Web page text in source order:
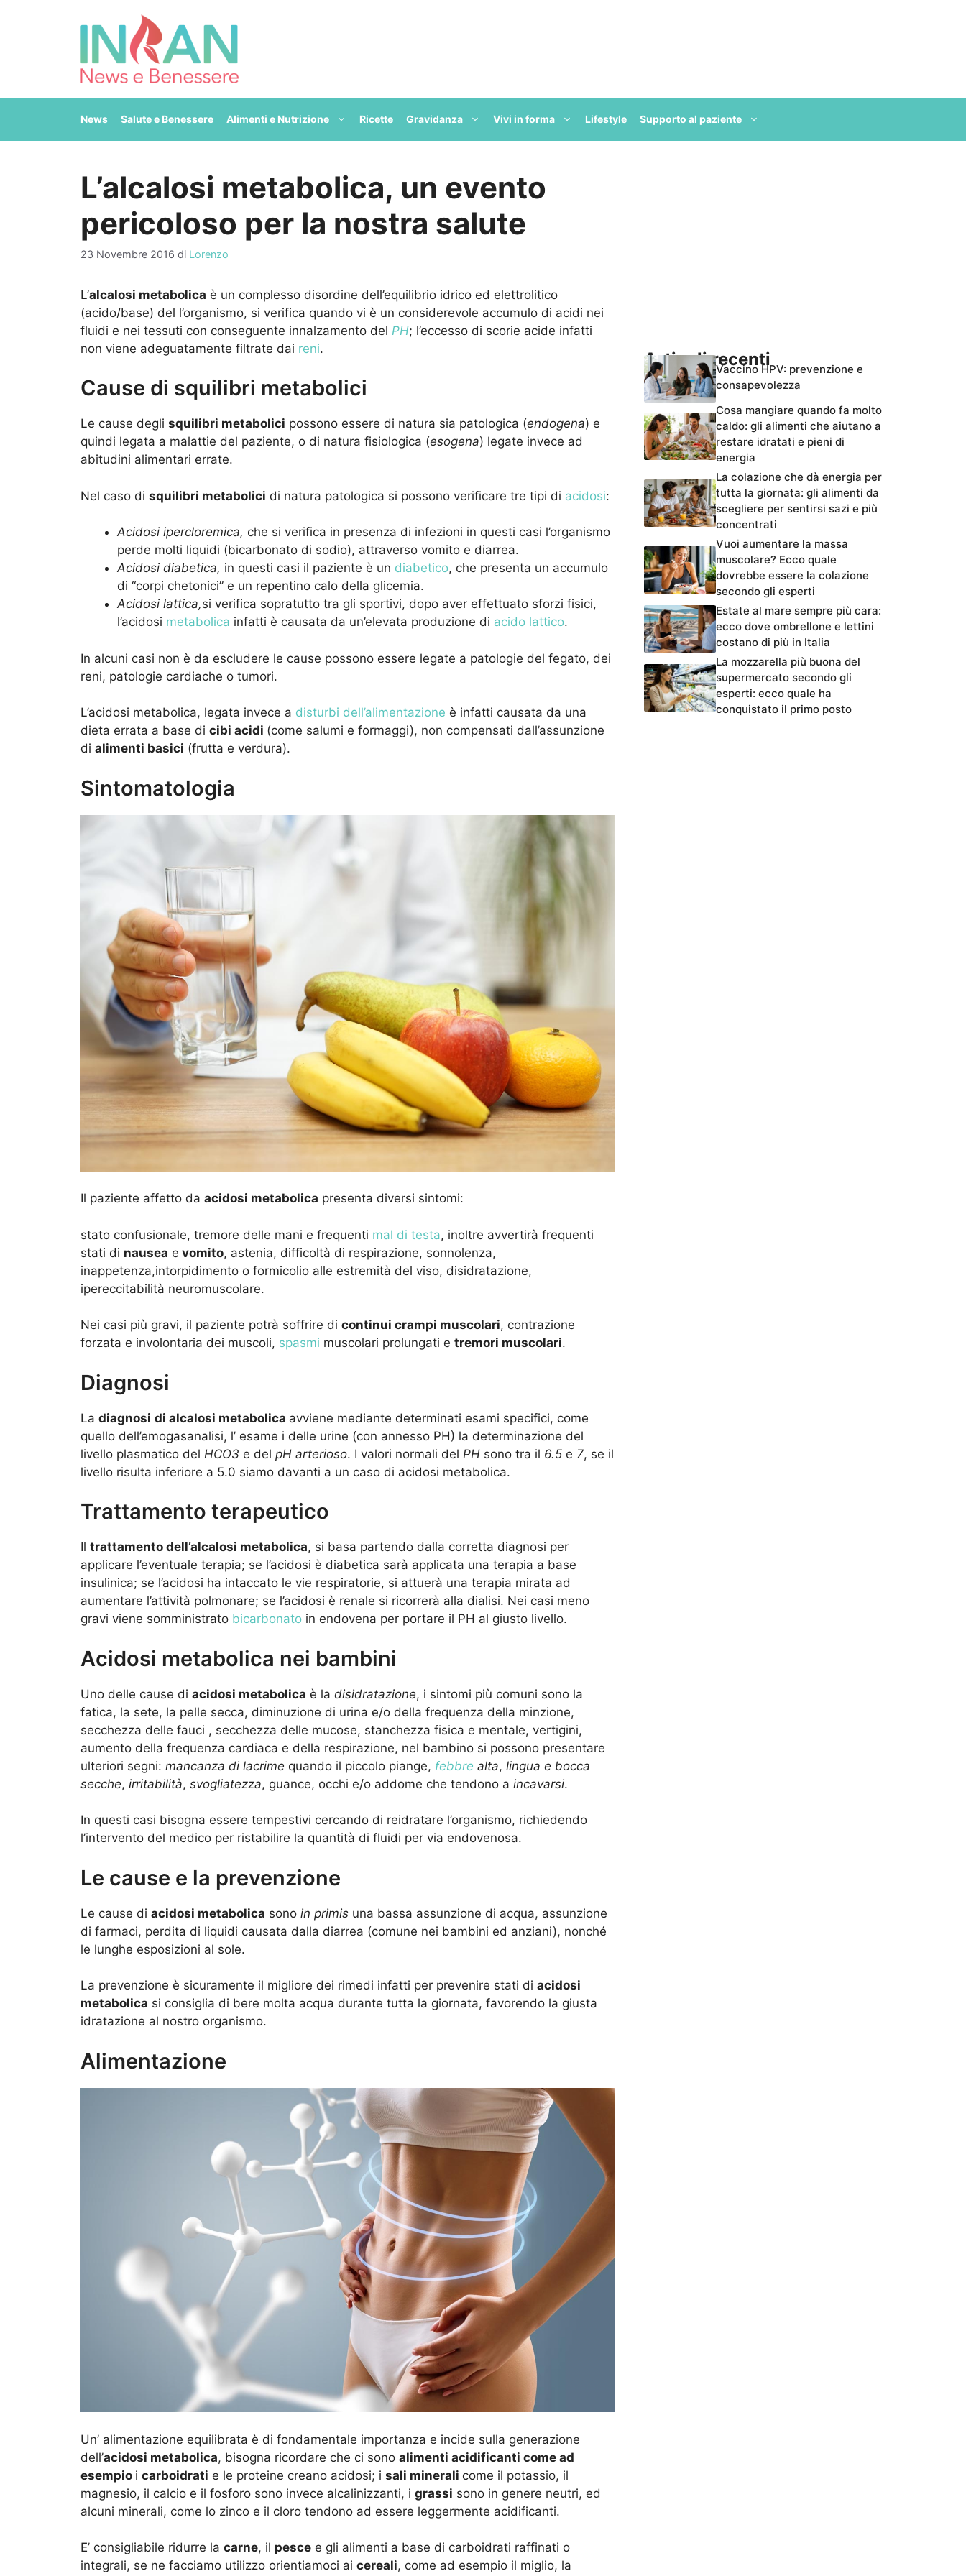
News Salute e Benessere Alimenti e Nutrizione Ricette Gravidanza Vivi in forma Lifestyle Supporto al paziente
L’alcalosi metabolica, un evento
pericoloso per la nostra salute
23 Novembre 2016 di Lorenzo
L’alcalosi metabolica è un complesso disordine dell’equilibrio idrico ed elettrolitico
(acido/base) del l’organismo, si verifica quando vi è un considerevole accumulo di acidi nei
fluidi e nei tessuti con conseguente innalzamento del PH; l’eccesso di scorie acide infatti
non viene adeguatamente filtrate dai reni.
Cause di squilibri metabolici
Le cause degli squilibri metabolici possono essere di natura sia patologica (endogena) e
quindi legata a malattie del paziente, o di natura fisiologica (esogena) legate invece ad
abitudini alimentari errate.
Nel caso di squilibri metabolici di natura patologica si possono verificare tre tipi di acidosi:
Acidosi ipercloremica, che si verifica in presenza di infezioni in questi casi l’organismo
perde molti liquidi (bicarbonato di sodio), attraverso vomito e diarrea.
Acidosi diabetica, in questi casi il paziente è un diabetico, che presenta un accumulo
di “corpi chetonici” e un repentino calo della glicemia.
Acidosi lattica,si verifica sopratutto tra gli sportivi, dopo aver effettuato sforzi fisici,
l’acidosi metabolica infatti è causata da un’elevata produzione di acido lattico.
In alcuni casi non è da escludere le cause possono essere legate a patologie del fegato, dei
reni, patologie cardiache o tumori.
L’acidosi metabolica, legata invece a disturbi dell’alimentazione è infatti causata da una
dieta errata a base di cibi acidi (come salumi e formaggi), non compensati dall’assunzione
di alimenti basici (frutta e verdura).
Sintomatologia
Il paziente affetto da acidosi metabolica presenta diversi sintomi:
stato confusionale, tremore delle mani e frequenti mal di testa, inoltre avvertirà frequenti
stati di nausea e vomito, astenia, difficoltà di respirazione, sonnolenza,
inappetenza,intorpidimento o formicolio alle estremità del viso, disidratazione,
ipereccitabilità neuromuscolare.
Nei casi più gravi, il paziente potrà soffrire di continui crampi muscolari, contrazione
forzata e involontaria dei muscoli, spasmi muscolari prolungati e tremori muscolari.
Diagnosi
La diagnosi di alcalosi metabolica avviene mediante determinati esami specifici, come
quello dell’emogasanalisi, l’ esame i delle urine (con annesso PH) la determinazione del
livello plasmatico del HCO3 e del pH arterioso. I valori normali del PH sono tra il 6.5 e 7, se il
livello risulta inferiore a 5.0 siamo davanti a un caso di acidosi metabolica.
Trattamento terapeutico
Il trattamento dell’alcalosi metabolica, si basa partendo dalla corretta diagnosi per
applicare l’eventuale terapia; se l’acidosi è diabetica sarà applicata una terapia a base
insulinica; se l’acidosi ha intaccato le vie respiratorie, si attuerà una terapia mirata ad
aumentare l’attività polmonare; se l’acidosi è renale si ricorrerà alla dialisi. Nei casi meno
gravi viene somministrato bicarbonato in endovena per portare il PH al giusto livello.
Acidosi metabolica nei bambini
Uno delle cause di acidosi metabolica è la disidratazione, i sintomi più comuni sono la
fatica, la sete, la pelle secca, diminuzione di urina e/o della frequenza della minzione,
secchezza delle fauci , secchezza delle mucose, stanchezza fisica e mentale, vertigini,
aumento della frequenza cardiaca e della respirazione, nel bambino si possono presentare
ulteriori segni: mancanza di lacrime quando il piccolo piange, febbre alta, lingua e bocca
secche, irritabilità, svogliatezza, guance, occhi e/o addome che tendono a incavarsi.
In questi casi bisogna essere tempestivi cercando di reidratare l’organismo, richiedendo
l’intervento del medico per ristabilire la quantità di fluidi per via endovenosa.
Le cause e la prevenzione
Le cause di acidosi metabolica sono in primis una bassa assunzione di acqua, assunzione
di farmaci, perdita di liquidi causata dalla diarrea (comune nei bambini ed anziani), nonché
le lunghe esposizioni al sole.
La prevenzione è sicuramente il migliore dei rimedi infatti per prevenire stati di acidosi
metabolica si consiglia di bere molta acqua durante tutta la giornata, favorendo la giusta
idratazione al nostro organismo.
Alimentazione
Un’ alimentazione equilibrata è di fondamentale importanza e incide sulla generazione
dell’acidosi metabolica, bisogna ricordare che ci sono alimenti acidificanti come ad
esempio i carboidrati e le proteine creano acidosi; i sali minerali come il potassio, il
magnesio, il calcio e il fosforo sono invece alcalinizzanti, i grassi sono in genere neutri, ed
alcuni minerali, come lo zinco e il cloro tendono ad essere leggermente acidificanti.
E’ consigliabile ridurre la carne, il pesce e gli alimenti a base di carboidrati raffinati o
integrali, se ne facciamo utilizzo orientiamoci ai cereali, come ad esempio il miglio, la
Articoli recentiVaccino HPV: prevenzione e
consapevolezza
Cosa mangiare quando fa molto
caldo: gli alimenti che aiutano a
restare idratati e pieni di
energia
La colazione che dà energia per
tutta la giornata: gli alimenti da
scegliere per sentirsi sazi e più
concentrati
Vuoi aumentare la massa
muscolare? Ecco quale
dovrebbe essere la colazione
secondo gli esperti
Estate al mare sempre più cara:
ecco dove ombrellone e lettini
costano di più in Italia
La mozzarella più buona del
supermercato secondo gli
esperti: ecco quale ha
conquistato il primo posto